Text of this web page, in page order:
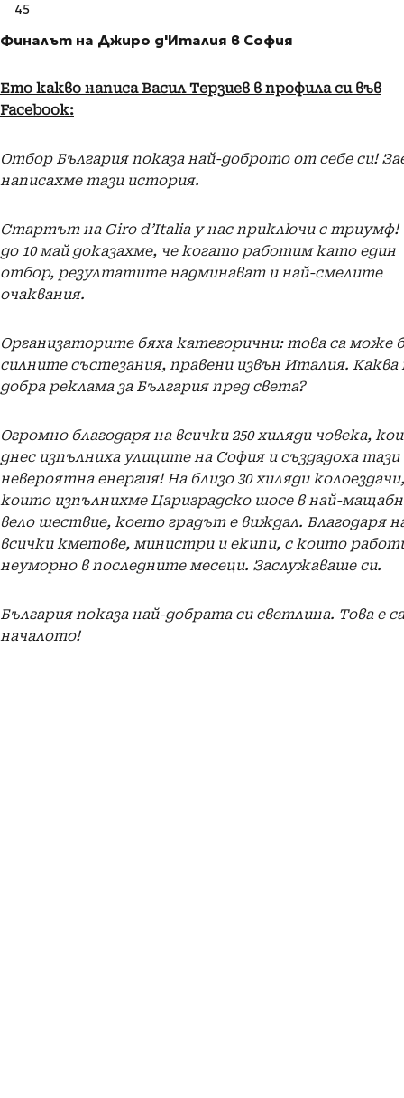
45
Финалът на Джиро д'Италия в София
Ето какво написа Васил Терзиев в профила си във
Facebook:
Отбор България показа най-доброто от себе си!
написахме тази история.
​Стартът на Giro d’Italia у нас приключи с триумф!
до 10 май доказахме, че когато работим като един
отбор, резултатите надминават и най-смелите
очаквания.
Организаторите бяха категорични: това са може
силните състезания, правени извън Италия. Каква
добра реклама за България пред света?
Огромно благодаря на всички 250 хиляди човека,
днес изпълниха улиците на София и създадоха тази
невероятна енергия! На близо 30 хиляди
които изпълнихме Цариградско шосе в най-
вело шествие, което градът е виждал. Благодаря
всички кметове, министри и екипи, с които
неуморно в последните месеци. Заслужаваше си.
​България показа най-добрата си светлина. Това е
началото!